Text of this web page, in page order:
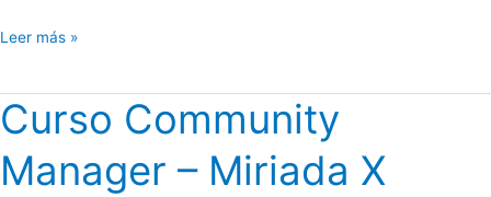
XenAPP
Xendektop
7.6
Leer más »
Curso Community
Manager – Miriada X